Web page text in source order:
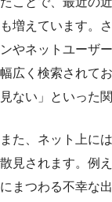
も増えています。
ンやネットユーザ
幅広く検索されて
見ない」といった
また、ネット上に
散見されます。例
にまつわる不幸な